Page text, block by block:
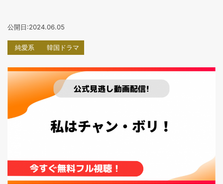
公開日:2024.06.05
純愛系 韓国ドラマ